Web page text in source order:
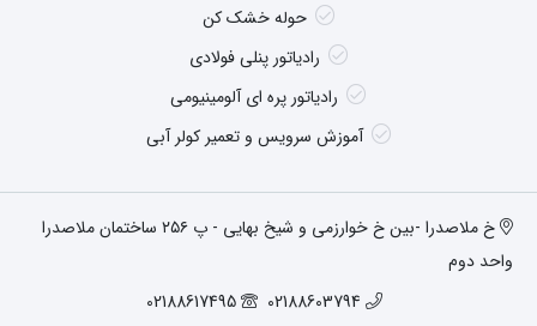
حوله خشک کن
رادیاتور پنلی فولادی
رادیاتور پره ای آلومینیومی
آموزش سرویس و تعمیر کولر آبی
خ ملاصدرا -بین خ خوارزمی و شیخ بهایی - پ ۲۵۶ ساختمان ملاصدرا
واحد دوم
02188603794
02188617495